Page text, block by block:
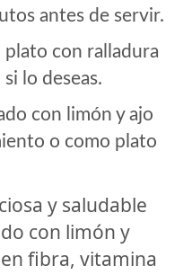
antes de servir.
plato con ralladura
lo deseas.
con limón y ajo
o como plato
y saludable
con limón y
fibra, vitamina